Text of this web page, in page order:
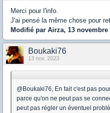
Merci pour l'info.
J'ai pensé la même chose pour
Modifié par Airza, 13 novembre
Boukaki76
13 nov. 2023
@Boukaki76, En fait c'est pas
parce qu'on ne peut pas se
peut pas régler un éventuel